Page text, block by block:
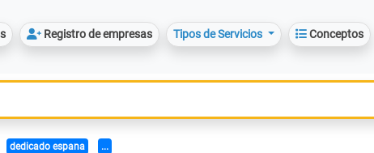
Registro de empresas Tipos de Servicios Conceptos
dedicado espana ...